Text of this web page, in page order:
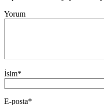
Yorum
İsim*
E-posta*